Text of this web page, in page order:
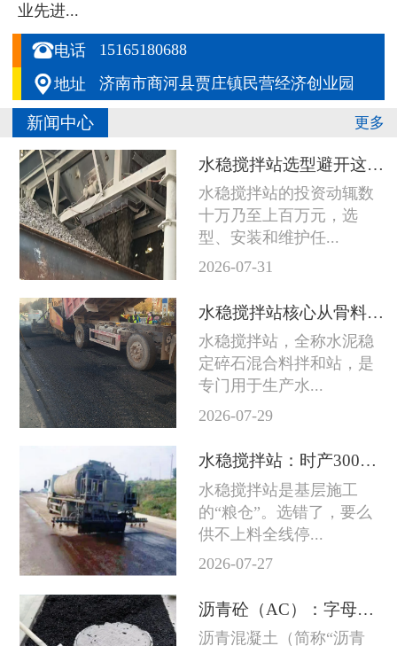
业先进...
电话 15165180688
地址 济南市商河县贾庄镇民营经济创业园
更多
新闻中心
水稳搅拌站选型避开这五个坑，设备多用五年
水稳搅拌站的投资动辄数
十万乃至上百万元，选
型、安装和维护任...
2026-07-31
水稳搅拌站核心从骨料到成品料的完整技术链条
水稳搅拌站，全称水泥稳
定碎石混合料拌和站，是
专门用于生产水...
2026-07-29
水稳搅拌站：时产300吨和800吨差的不只是产量
水稳搅拌站是基层施工
的“粮仓”。选错了，要么
供不上料全线停...
2026-07-27
沥青砼（AC）：字母后面的数字越大石头越粗
沥青混凝土（简称“沥青